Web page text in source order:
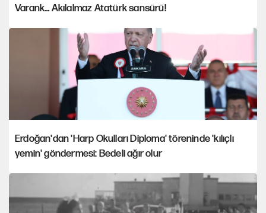
Varank… Akılalmaz Atatürk sansürü!
Erdoğan'dan 'Harp Okulları Diploma' töreninde 'kılıçlı
yemin' göndermesi: Bedeli ağır olur